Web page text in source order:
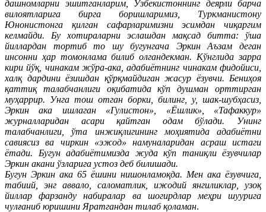
дашномларни эшитганларим, Ўзбекистоннинг деярли барча
вилоятларига бирга боришларимиз, Туркманистону
Юнонистонга қилган сафарларимизни эсимдан чиқаргим
келмайди. Бу хотираларни эслашдан мақсад битта: ўша
йиллардан тортиб то шу бугунгача Эркин Аъзам деган
инсонни ҳар томонлама билиб олгандекман. Кўнглида зарра
кири йўқ, чинакам жўра-ака, адабиётнинг чинакам фидойиси,
халқ дардини ёзишдан қўрқмайдиган жасур ёзувчи. Бениҳоя
қаттиқ талабчанлиги оқибатида кўп душман орттирган
муҳаррир. Унга тош отган борки, билинг, у, шак-шубҳасиз,
Эркин ака ишлаган «Гулистон», «Ёшлик», «Тафаккур»
журналларидан асари қайтган одам бўлади. Унинг
талабчанлиги, ўта инжиқлигининг моҳиятида адабиётни
савиясиз ва чиркин «эжод» намуналаридан асраш истаги
ётади. Бугун адабиётимизда жуда кўп таниқли ёзувчилар
Эркин акани ўзларига устоз деб билишади.
Бугун Эркин ака 65 ёшини нишонламоқда. Мен ака ёзувчига,
табиий, энг аввало, саломатлик, ижодий янгиликлар, узоқ
йиллар фарзанду набиралар ва шогирдлар меҳри шуурига
чулғаниб юришини Яратгандан тилаб қоламан.